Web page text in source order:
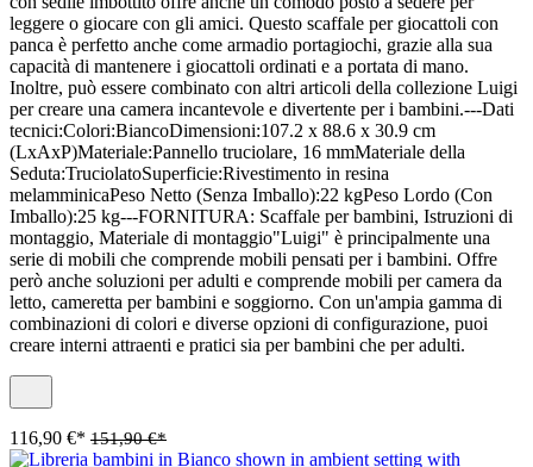
leggere o giocare con gli amici. Questo scaffale per giocattoli con
panca è perfetto anche come armadio portagiochi, grazie alla sua
capacità di mantenere i giocattoli ordinati e a portata di mano.
Inoltre, può essere combinato con altri articoli della collezione Luigi
per creare una camera incantevole e divertente per i bambini.---Dati
tecnici:Colori:BiancoDimensioni:107.2 x 88.6 x 30.9 cm
(LxAxP)Materiale:Pannello truciolare, 16 mmMateriale della
Seduta:TruciolatoSuperficie:Rivestimento in resina
melamminicaPeso Netto (Senza Imballo):22 kgPeso Lordo (Con
Imballo):25 kg---FORNITURA: Scaffale per bambini, Istruzioni di
montaggio, Materiale di montaggio"Luigi" è principalmente una
serie di mobili che comprende mobili pensati per i bambini. Offre
però anche soluzioni per adulti e comprende mobili per camera da
letto, cameretta per bambini e soggiorno. Con un'ampia gamma di
combinazioni di colori e diverse opzioni di configurazione, puoi
creare interni attraenti e pratici sia per bambini che per adulti.
116,90 €* 151,90 €*